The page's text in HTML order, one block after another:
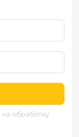
на обработку